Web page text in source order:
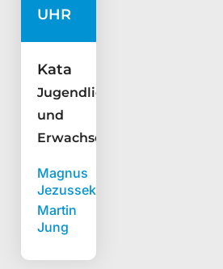
UHR
Kata
Jugendliche
und
Erwachsene
Magnus
Jezussek
Martin
Jung